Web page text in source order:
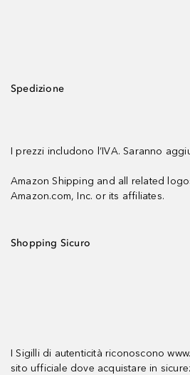
Spedizione
I prezzi includono l’IVA. Saranno
Amazon Shipping and all related
Amazon.com, Inc. or its affiliates.
Shopping Sicuro
I Sigilli di autenticità riconoscono
sito ufficiale dove acquistare in